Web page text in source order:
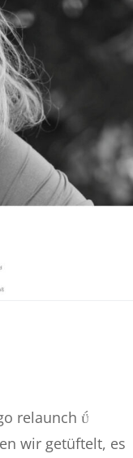
relaunch 
wir getüftelt, es